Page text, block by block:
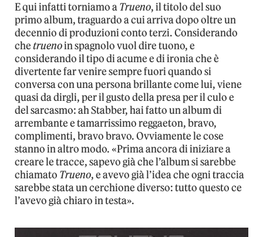
E qui infatti torniamo aTrueno, il titolo del suo
primo album, traguardo a cui arriva dopo oltre un
decennio di produzioni conto terzi. Considerando
chetruenoin spagnolo vuol dire tuono, e
considerando il tipo di acume e di ironia che è
divertente far venire sempre fuori quando si
conversa con una persona brillante come lui, viene
quasi da dirgli, per il gusto della presa per il culo e
del sarcasmo: ah Stabber, hai fatto un album di
arrembante e tamarrissimo reggaeton, bravo,
complimenti, bravo bravo. Ovviamente le cose
stanno in altro modo. «Prima ancora di iniziare a
creare le tracce, sapevo già che l’album si sarebbe
chiamato Trueno, e avevo già l’idea che ogni traccia
sarebbe stata un cerchione diverso: tutto questo ce
l’avevo già chiaro in testa».